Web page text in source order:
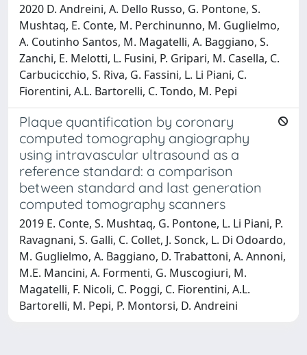
2020 D. Andreini, A. Dello Russo, G. Pontone, S.
Mushtaq, E. Conte, M. Perchinunno, M. Guglielmo,
A. Coutinho Santos, M. Magatelli, A. Baggiano, S.
Zanchi, E. Melotti, L. Fusini, P. Gripari, M. Casella, C.
Carbucicchio, S. Riva, G. Fassini, L. Li Piani, C.
Fiorentini, A.L. Bartorelli, C. Tondo, M. Pepi
Plaque quantification by coronary
computed tomography angiography
using intravascular ultrasound as a
reference standard: a comparison
between standard and last generation
computed tomography scanners
2019 E. Conte, S. Mushtaq, G. Pontone, L. Li Piani, P.
Ravagnani, S. Galli, C. Collet, J. Sonck, L. Di Odoardo,
M. Guglielmo, A. Baggiano, D. Trabattoni, A. Annoni,
M.E. Mancini, A. Formenti, G. Muscogiuri, M.
Magatelli, F. Nicoli, C. Poggi, C. Fiorentini, A.L.
Bartorelli, M. Pepi, P. Montorsi, D. Andreini